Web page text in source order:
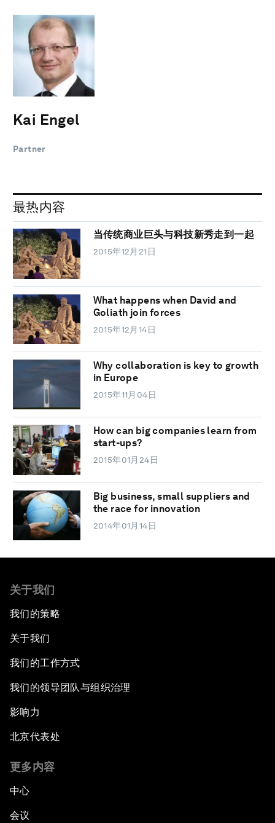
Kai Engel
Partner
最热内容
当传统商业巨头与科技新秀走到一起
2015年12月21日
What happens when David and
Goliath join forces
2015年12月14日
Why collaboration is key to growth
in Europe
2015年11月04日
How can big companies learn from
start-ups?
2015年01月24日
Big business, small suppliers and
the race for innovation
2014年01月14日
关于我们
我们的策略
关于我们
我们的工作方式
我们的领导团队与组织治理
影响力
北京代表处
更多内容
中心
会议